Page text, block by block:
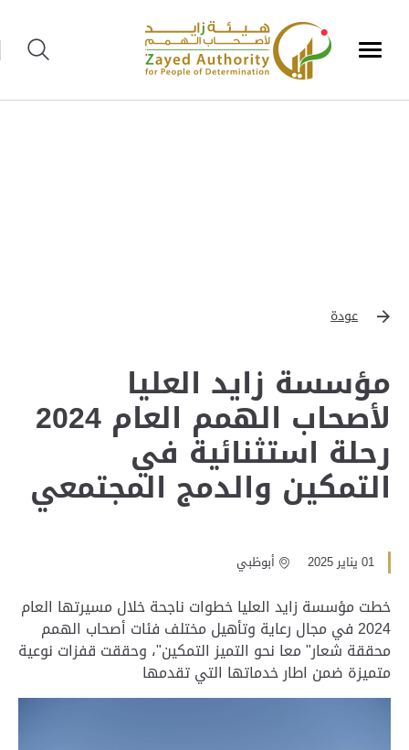
عودة
مؤسسة زايد العليا
لأصحاب الهمم العام 2024
رحلة استثنائية في
التمكين والدمج المجتمعي
01 يناير 2025 أبوظبي
خطت مؤسسة زايد العليا خطوات ناجحة خلال مسيرتها العام
2024 في مجال رعاية وتأهيل مختلف فئات أصحاب الهمم
محققة شعار" معا نحو التميز التمكين"، وحققت قفزات نوعية
متميزة ضمن اطار خدماتها التي تقدمها